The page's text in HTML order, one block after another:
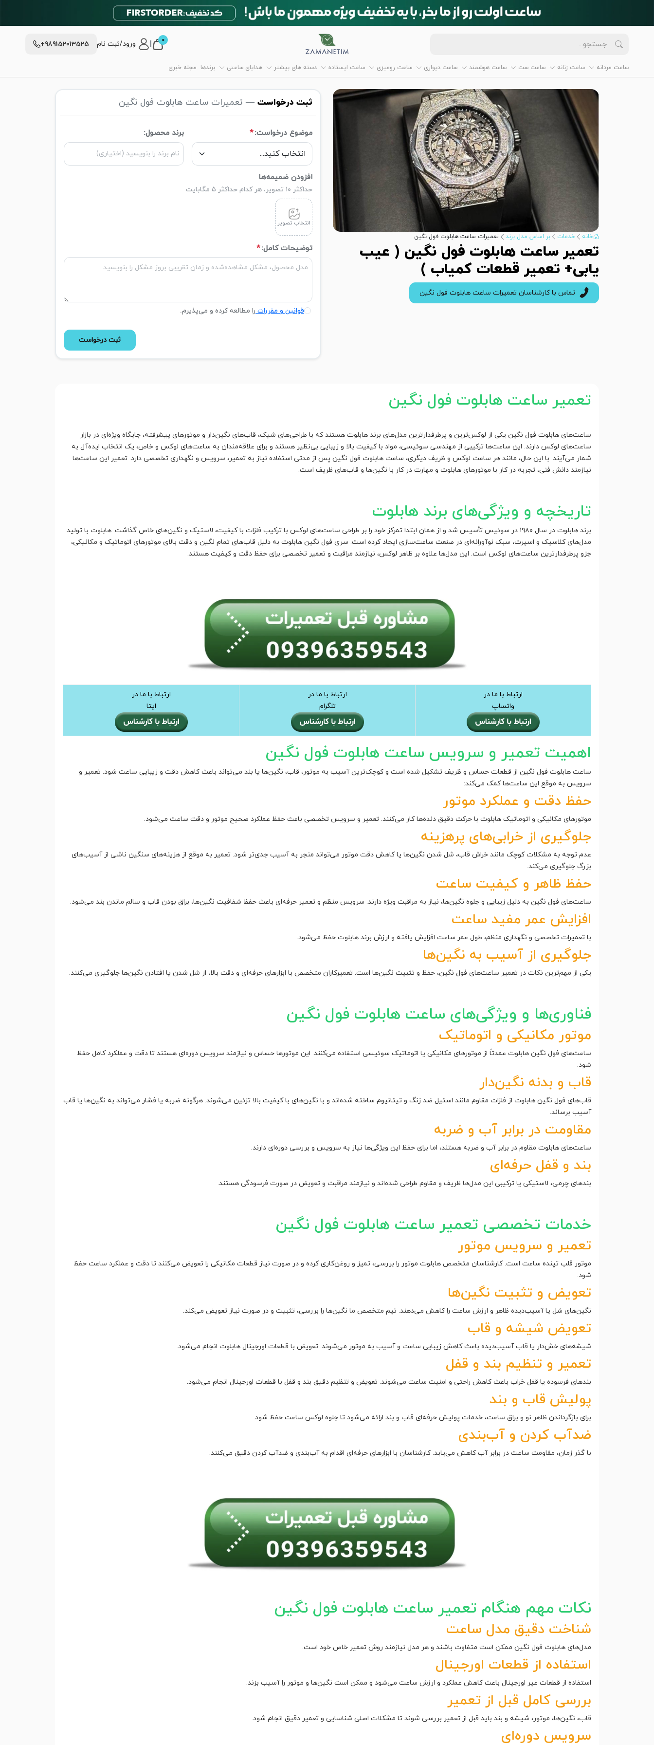
0 ورود/ثبت نام +989152013525
ساعت مردانه ساعت زنانه ساعت ست ساعت هوشمند ساعت دیواری ساعت رومیزی ساعت ایستاده دسته های بیشتر هدایای ساعتی برندها مجله خبری
خانه خدمات بر اساس مدل برند تعمیرات ساعت هابلوت فول نگین
تعمیر ساعت هابلوت فول نگین ( عیب
یابی+ تعمیر قطعات کمیاب )
تماس با کارشناسان تعمیرات ساعت هابلوت فول نگین
ثبت درخواست — تعمیرات ساعت هابلوت فول نگین
موضوع درخواست:* برند محصول:
افزودن ضمیمه‌ها
حداکثر ۱۰ تصویر، هر کدام حداکثر ۵ مگابایت
انتخاب تصویر
توضیحات کامل:*
قوانین و مقررات را مطالعه کرده و می‌پذیرم.
ثبت درخواست
تعمیر ساعت هابلوت فول نگین
ساعت‌های هابلوت فول نگین یکی از لوکس‌ترین و پرطرفدارترین مدل‌های برند هابلوت هستند که با طراحی‌های شیک، قاب‌های نگین‌دار و موتورهای پیشرفته، جایگاه ویژه‌ای در بازار
ساعت‌های لوکس دارند. این ساعت‌ها ترکیبی از مهندسی سوئیسی، مواد با کیفیت بالا و زیبایی بی‌نظیر هستند و برای علاقه‌مندان به ساعت‌های لوکس و خاص، یک انتخاب ایده‌آل به
شمار می‌آیند. با این حال، مانند هر ساعت لوکس و ظریف دیگری، ساعت هابلوت فول نگین پس از مدتی استفاده نیاز به تعمیر، سرویس و نگهداری تخصصی دارد. تعمیر این ساعت‌ها
نیازمند دانش فنی، تجربه در کار با موتورهای هابلوت و مهارت در کار با نگین‌ها و قاب‌های ظریف است.
تاریخچه و ویژگی‌های برند هابلوت
برند هابلوت در سال ۱۹۸۰ در سوئیس تأسیس شد و از همان ابتدا تمرکز خود را بر طراحی ساعت‌های لوکس با ترکیب فلزات با کیفیت، لاستیک و نگین‌های خاص گذاشت. هابلوت با تولید
مدل‌های کلاسیک و اسپرت، سبک نوآورانه‌ای در صنعت ساعت‌سازی ایجاد کرده است. سری فول نگین هابلوت به دلیل قاب‌های تمام نگین و دقت بالای موتورهای اتوماتیک و مکانیکی،
جزو پرطرفدارترین ساعت‌های لوکس است. این مدل‌ها علاوه بر ظاهر لوکس، نیازمند مراقبت و تعمیر تخصصی برای حفظ دقت و کیفیت هستند.
ارتباط با ما در
واتساپ
ارتباط با ما در
تلگرام
ارتباط با ما در
ایتا
اهمیت تعمیر و سرویس ساعت هابلوت فول نگین
ساعت هابلوت فول نگین از قطعات حساس و ظریف تشکیل شده است و کوچک‌ترین آسیب به موتور، قاب، نگین‌ها یا بند می‌تواند باعث کاهش دقت و زیبایی ساعت شود. تعمیر و
سرویس به موقع این ساعت‌ها کمک می‌کند:
حفظ دقت و عملکرد موتور
موتورهای مکانیکی و اتوماتیک هابلوت با حرکت دقیق دنده‌ها کار می‌کنند. تعمیر و سرویس تخصصی باعث حفظ عملکرد صحیح موتور و دقت ساعت می‌شود.
جلوگیری از خرابی‌های پرهزینه
عدم توجه به مشکلات کوچک مانند خراش قاب، شل شدن نگین‌ها یا کاهش دقت موتور می‌تواند منجر به آسیب جدی‌تر شود. تعمیر به موقع از هزینه‌های سنگین ناشی از آسیب‌های
بزرگ جلوگیری می‌کند.
حفظ ظاهر و کیفیت ساعت
ساعت‌های فول نگین به دلیل زیبایی و جلوه نگین‌ها، نیاز به مراقبت ویژه دارند. سرویس منظم و تعمیر حرفه‌ای باعث حفظ شفافیت نگین‌ها، براق بودن قاب و سالم ماندن بند می‌شود.
افزایش عمر مفید ساعت
با تعمیرات تخصصی و نگهداری منظم، طول عمر ساعت افزایش یافته و ارزش برند هابلوت حفظ می‌شود.
جلوگیری از آسیب به نگین‌ها
یکی از مهم‌ترین نکات در تعمیر ساعت‌های فول نگین، حفظ و تثبیت نگین‌ها است. تعمیرکاران متخصص با ابزارهای حرفه‌ای و دقت بالا، از شل شدن یا افتادن نگین‌ها جلوگیری می‌کنند.
فناوری‌ها و ویژگی‌های ساعت هابلوت فول نگین
موتور مکانیکی و اتوماتیک
ساعت‌های فول نگین هابلوت عمدتاً از موتورهای مکانیکی یا اتوماتیک سوئیسی استفاده می‌کنند. این موتورها حساس و نیازمند سرویس دوره‌ای هستند تا دقت و عملکرد کامل حفظ
شود.
قاب و بدنه نگین‌دار
قاب‌های فول نگین هابلوت از فلزات مقاوم مانند استیل ضد زنگ و تیتانیوم ساخته شده‌اند و با نگین‌های با کیفیت بالا تزئین می‌شوند. هرگونه ضربه یا فشار می‌تواند به نگین‌ها یا قاب
آسیب برساند.
مقاومت در برابر آب و ضربه
ساعت‌های هابلوت مقاوم در برابر آب و ضربه هستند، اما برای حفظ این ویژگی‌ها نیاز به سرویس و بررسی دوره‌ای دارند.
بند و قفل حرفه‌ای
بندهای چرمی، لاستیکی یا ترکیبی این مدل‌ها ظریف و مقاوم طراحی شده‌اند و نیازمند مراقبت و تعویض در صورت فرسودگی هستند.
خدمات تخصصی تعمیر ساعت هابلوت فول نگین
تعمیر و سرویس موتور
موتور قلب تپنده ساعت است. کارشناسان متخصص هابلوت موتور را بررسی، تمیز و روغن‌کاری کرده و در صورت نیاز قطعات مکانیکی را تعویض می‌کنند تا دقت و عملکرد ساعت حفظ
شود.
تعویض و تثبیت نگین‌ها
نگین‌های شل یا آسیب‌دیده ظاهر و ارزش ساعت را کاهش می‌دهند. تیم متخصص ما نگین‌ها را بررسی، تثبیت و در صورت نیاز تعویض می‌کند.
تعویض شیشه و قاب
شیشه‌های خش‌دار یا قاب آسیب‌دیده باعث کاهش زیبایی ساعت و آسیب به موتور می‌شوند. تعویض با قطعات اورجینال هابلوت انجام می‌شود.
تعمیر و تنظیم بند و قفل
بندهای فرسوده یا قفل خراب باعث کاهش راحتی و امنیت ساعت می‌شوند. تعویض و تنظیم دقیق بند و قفل با قطعات اورجینال انجام می‌شود.
پولیش قاب و بند
برای بازگرداندن ظاهر نو و براق ساعت، خدمات پولیش حرفه‌ای قاب و بند ارائه می‌شود تا جلوه لوکس ساعت حفظ شود.
ضدآب کردن و آب‌بندی
با گذر زمان، مقاومت ساعت در برابر آب کاهش می‌یابد. کارشناسان با ابزارهای حرفه‌ای اقدام به آب‌بندی و ضدآب کردن دقیق می‌کنند.
نکات مهم هنگام تعمیر ساعت هابلوت فول نگین
شناخت دقیق مدل ساعت
مدل‌های هابلوت فول نگین ممکن است متفاوت باشند و هر مدل نیازمند روش تعمیر خاص خود است.
استفاده از قطعات اورجینال
استفاده از قطعات غیر اورجینال باعث کاهش عملکرد و ارزش ساعت می‌شود و ممکن است نگین‌ها و موتور را آسیب بزند.
بررسی کامل قبل از تعمیر
قاب، نگین‌ها، موتور، شیشه و بند باید قبل از تعمیر بررسی شوند تا مشکلات اصلی شناسایی و تعمیر دقیق انجام شود.
سرویس دوره‌ای